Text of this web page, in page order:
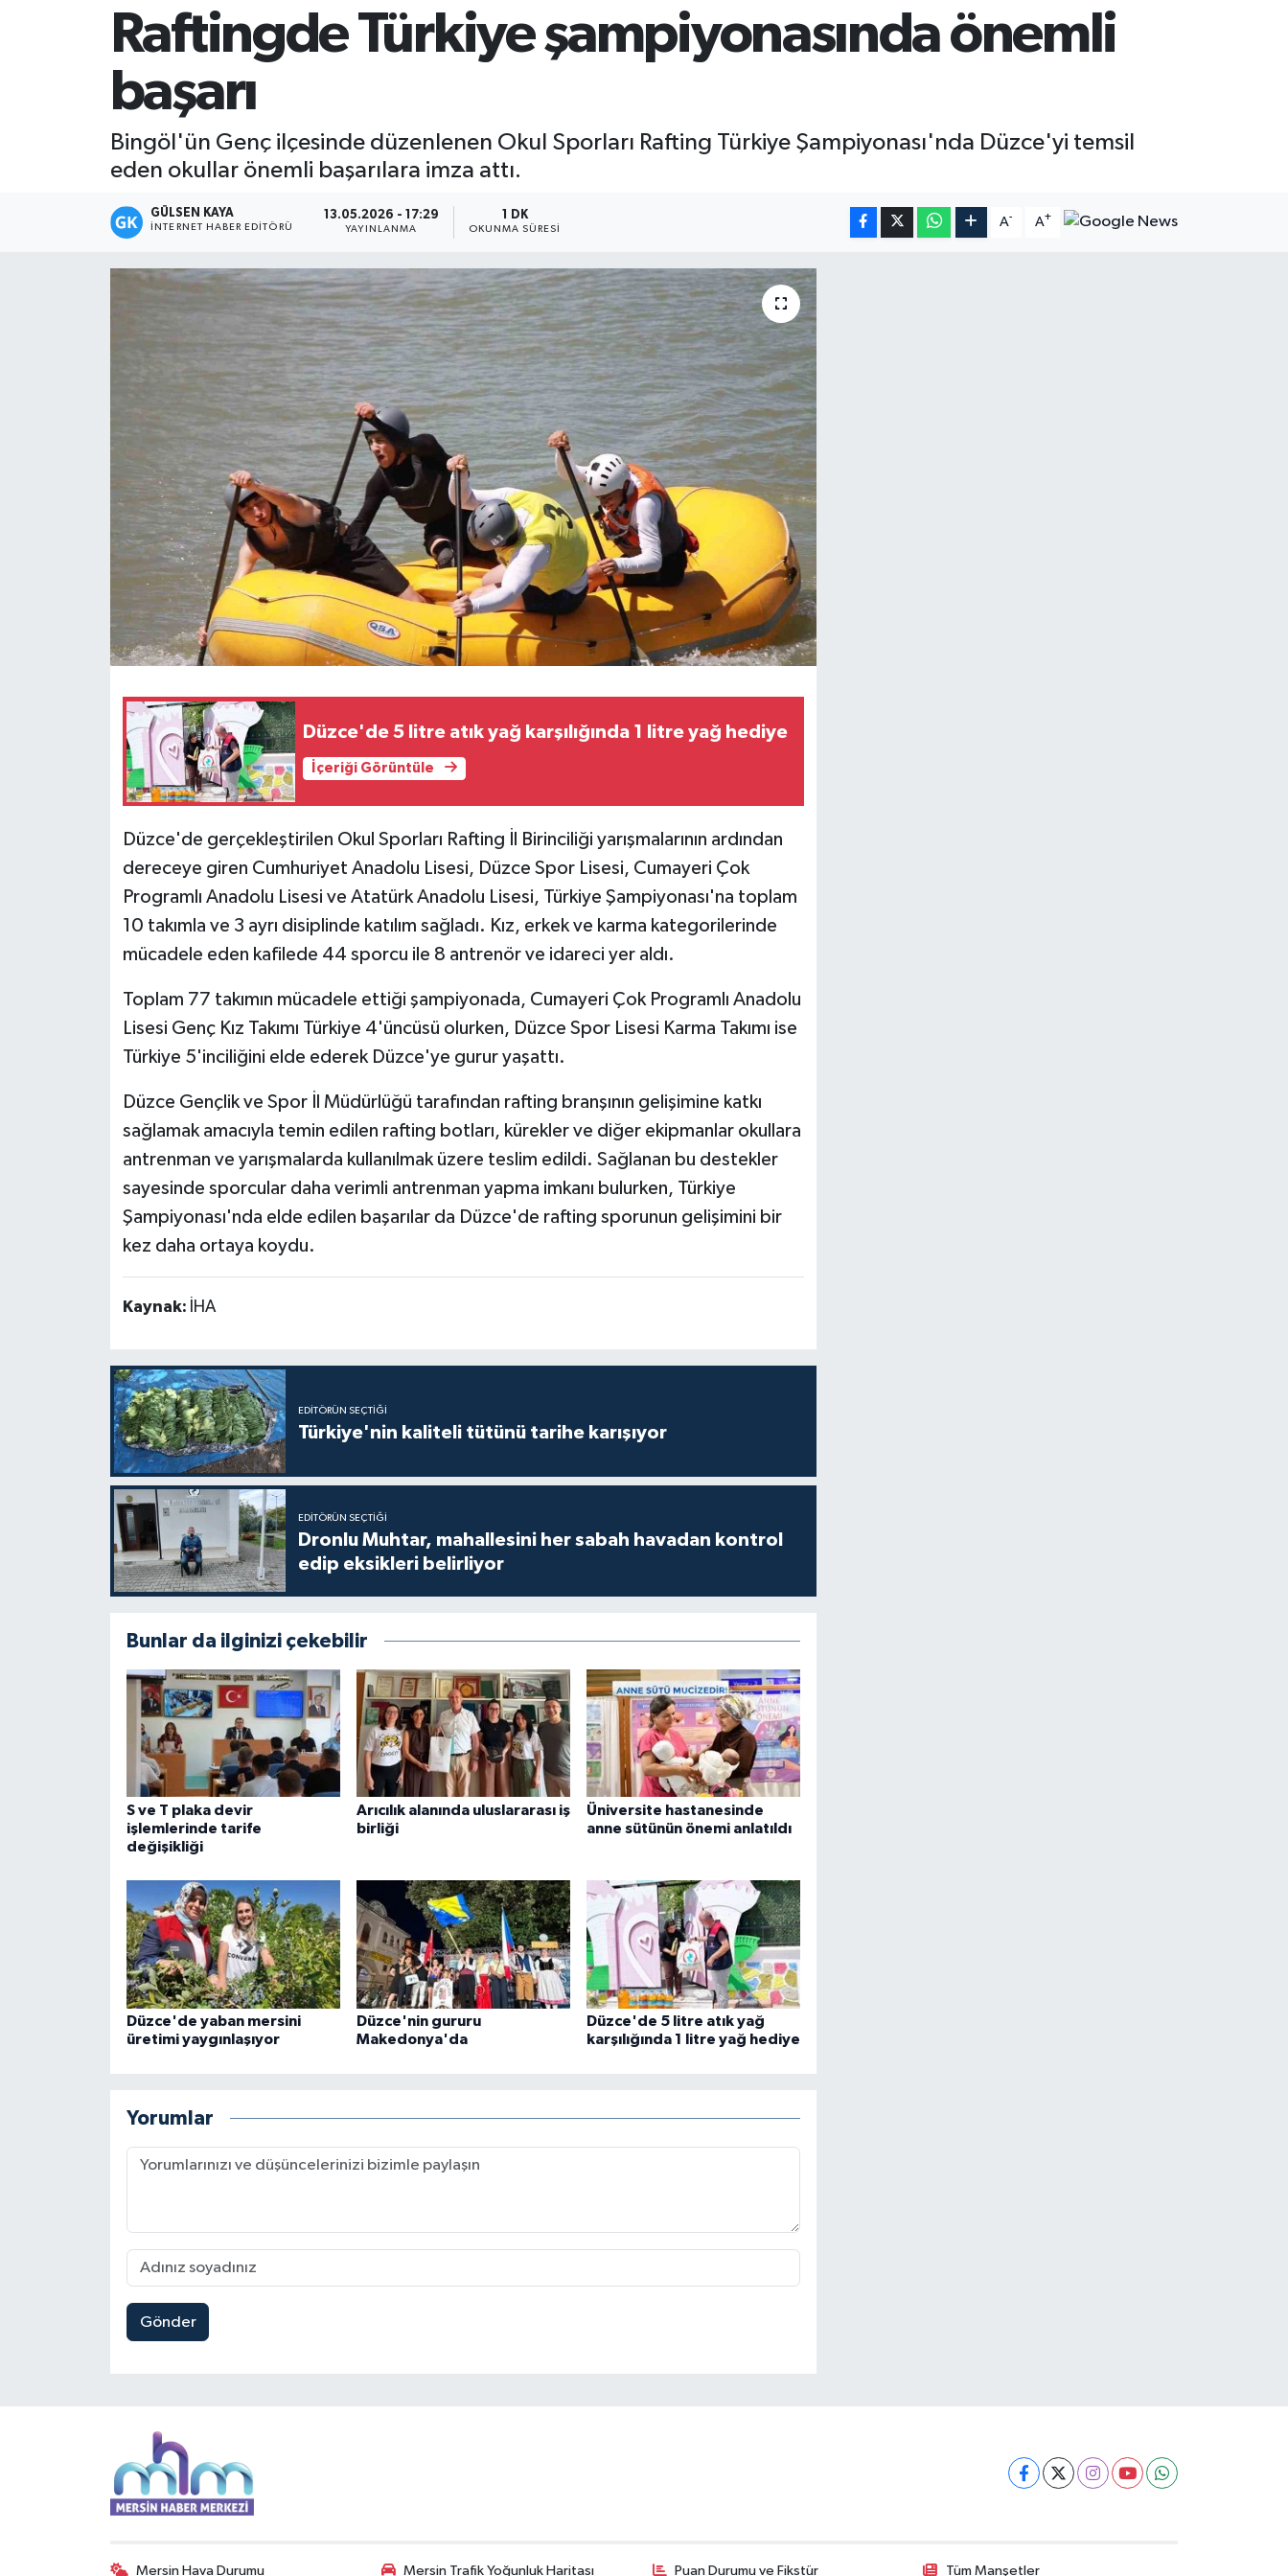
Raftingde Türkiye şampiyonasında önemli
başarı
Bingöl'ün Genç ilçesinde düzenlenen Okul Sporları Rafting Türkiye Şampiyonası'nda Düzce'yi temsil
eden okullar önemli başarılara imza attı.
GÜLSEN KAYA
İNTERNET HABER EDITÖRÜ
13.05.2026 - 17:29
YAYINLANMA
1 DK
OKUNMA SÜRESI
A- A+
Düzce'de 5 litre atık yağ karşılığında 1 litre yağ hediye
İçeriği Görüntüle
Düzce'de gerçekleştirilen Okul Sporları Rafting İl Birinciliği yarışmalarının ardından
dereceye giren Cumhuriyet Anadolu Lisesi, Düzce Spor Lisesi, Cumayeri Çok
Programlı Anadolu Lisesi ve Atatürk Anadolu Lisesi, Türkiye Şampiyonası'na toplam
10 takımla ve 3 ayrı disiplinde katılım sağladı. Kız, erkek ve karma kategorilerinde
mücadele eden kafilede 44 sporcu ile 8 antrenör ve idareci yer aldı.
Toplam 77 takımın mücadele ettiği şampiyonada, Cumayeri Çok Programlı Anadolu
Lisesi Genç Kız Takımı Türkiye 4'üncüsü olurken, Düzce Spor Lisesi Karma Takımı ise
Türkiye 5'inciliğini elde ederek Düzce'ye gurur yaşattı.
Düzce Gençlik ve Spor İl Müdürlüğü tarafından rafting branşının gelişimine katkı
sağlamak amacıyla temin edilen rafting botları, kürekler ve diğer ekipmanlar okullara
antrenman ve yarışmalarda kullanılmak üzere teslim edildi. Sağlanan bu destekler
sayesinde sporcular daha verimli antrenman yapma imkanı bulurken, Türkiye
Şampiyonası'nda elde edilen başarılar da Düzce'de rafting sporunun gelişimini bir
kez daha ortaya koydu.
Kaynak: İHA
EDITÖRÜN SEÇTIĞI
Türkiye'nin kaliteli tütünü tarihe karışıyor
EDITÖRÜN SEÇTIĞI
Dronlu Muhtar, mahallesini her sabah havadan kontrol
edip eksikleri belirliyor
Bunlar da ilginizi çekebilir
S ve T plaka devir
işlemlerinde tarife
değişikliği
Arıcılık alanında uluslararası iş
birliği
Üniversite hastanesinde
anne sütünün önemi anlatıldı
Düzce'de yaban mersini
üretimi yaygınlaşıyor
Düzce'nin gururu
Makedonya'da
Düzce'de 5 litre atık yağ
karşılığında 1 litre yağ hediye
Yorumlar
Gönder
Mersin Hava Durumu Mersin Trafik Yoğunluk Haritası Puan Durumu ve Fikstür Tüm Manşetler
Mersin Tarihi
Özel Haber
Politika